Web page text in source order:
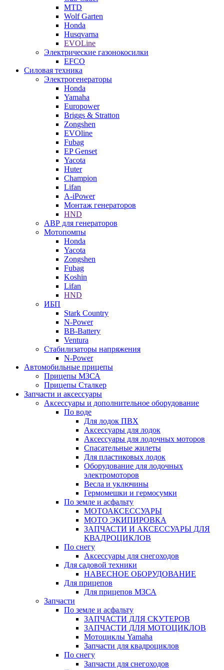
MTD
Wolf Garten
Honda
Husqvarna
EVOLine
Электрические газонокосилки
EFCO
Силовая техника
Электрогенераторы
Honda
Yamaha
Europower
Briggs & Stratton
Zongshen
EVOline
Fubag
EP Genset
Yacota
Huter
Champion
Lifan
A-iPower
Монтаж генераторов
HND
АВР для генераторов
Мотопомпы
Honda
Yacota
Zongshen
Fubag
Koshin
Lifan
HND
ИБП
Stark Country
N-Power
BB-Battery
Ventura
Стабилизаторы напряжения
N-Power
Автомобильные прицепы
Прицепы МЗСА
Прицепы Сталкер
Запчасти и аксессуары
Аксессуары и дополнительное оборудование
По воде
Для лодок ПВХ
Аксессуары для лодок
Аксессуары для лодочных моторов
Спасательные жилеты
Для пластиковых лодок
Оборудование для лодочных
электромоторов
Весла и уключины
Гермомешки и гермосумки
По земле и асфальту
МОТОАКСЕССУАРЫ
МОТО ЭКИПИРОВКА
ЗАПЧАСТИ И АКСЕССУАРЫ ДЛЯ
КВАДРОЦИКЛОВ
По снегу
Аксессуары для снегоходов
Для садовой техники
НАВЕСНОЕ ОБОРУДОВАНИЕ
Для прицепов
Для прицепов МЗСА
Запчасти
По земле и асфальту
ЗАПЧАСТИ ДЛЯ СКУТЕРОВ
ЗАПЧАСТИ ДЛЯ МОТОЦИКЛОВ
Мотоциклы Yamaha
Запчасти для квадроциклов
По снегу
Запчасти для снегоходов